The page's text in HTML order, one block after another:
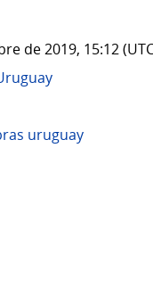
de 2019, 15:12
uruguay